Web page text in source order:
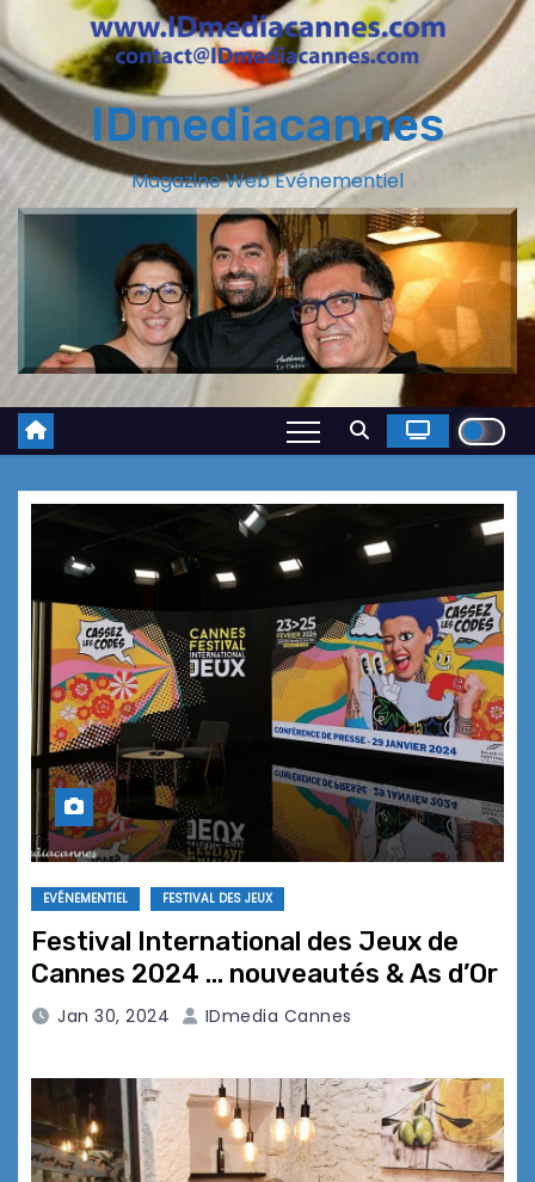
IDmediacannes
Magazine Web Evénementiel
EVÉNEMENTIEL FESTIVAL DES JEUX
Festival International des Jeux de
Cannes 2024 … nouveautés & As d’Or
Jan 30, 2024 IDmedia Cannes